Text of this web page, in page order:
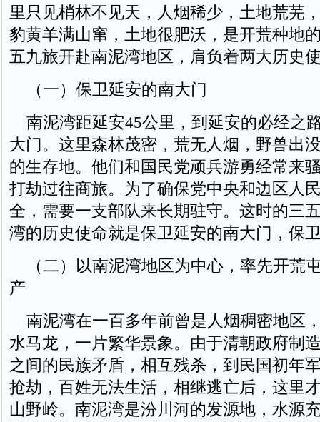
里只见梢林不见天，人烟稀少，土地荒芜
豹黄羊满山窜，土地很肥沃，是开荒种地
五九旅开赴南泥湾地区，肩负着两大历史
（一）保卫延安的南大门
南泥湾距延安45公里，到延安的必经之
大门。这里森林茂密，荒无人烟，野兽出
的生存地。他们和国民党顽兵游勇经常来
打劫过往商旅。为了确保党中央和边区人
全，需要一支部队来长期驻守。这时的三
湾的历史使命就是保卫延安的南大门，保
（二）以南泥湾地区为中心，率先开荒
产
南泥湾在一百多年前曾是人烟稠密地区
水马龙，一片繁华景象。由于清朝政府制
之间的民族矛盾，相互残杀，到民国初年
抢劫，百姓无法生活，相继逃亡后，这里
山野岭。南泥湾是汾川河的发源地，水源